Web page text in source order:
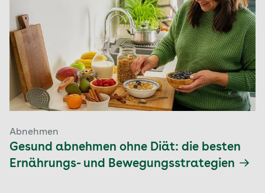
Abnehmen
Gesund abnehmen ohne Diät: die besten
Ernährungs- und Bewegungsstrategien